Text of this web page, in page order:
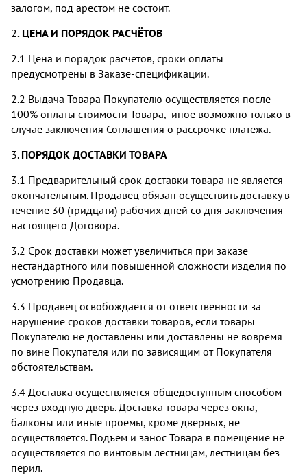
залогом, под арестом не состоит.
2. ЦЕНА И ПОРЯДОК РАСЧЁТОВ
2.1 Цена и порядок расчетов, сроки оплаты
предусмотрены в Заказе-спецификации.
2.2 Выдача Товара Покупателю осуществляется после
100% оплаты стоимости Товара, иное возможно только в
случае заключения Соглашения о рассрочке платежа.
3. ПОРЯДОК ДОСТАВКИ ТОВАРА
3.1 Предварительный срок доставки товара не является
окончательным. Продавец обязан осуществить доставку в
течение 30 (тридцати) рабочих дней со дня заключения
настоящего Договора.
3.2 Срок доставки может увеличиться при заказе
нестандартного или повышенной сложности изделия по
усмотрению Продавца.
3.3 Продавец освобождается от ответственности за
нарушение сроков доставки товаров, если товары
Покупателю не доставлены или доставлены не вовремя
по вине Покупателя или по зависящим от Покупателя
обстоятельствам.
3.4 Доставка осуществляется общедоступным способом –
через входную дверь. Доставка товара через окна,
балконы или иные проемы, кроме дверных, не
осуществляется. Подъем и занос Товара в помещение не
осуществляется по винтовым лестницам, лестницам без
перил.